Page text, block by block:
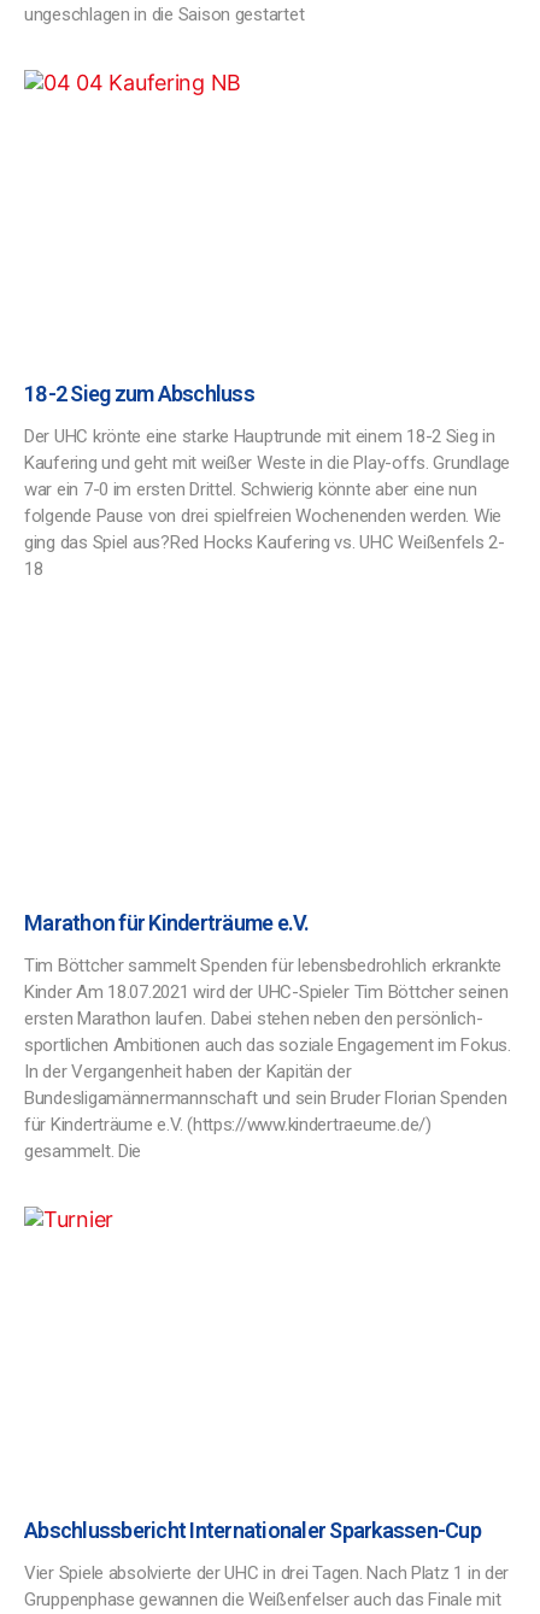
ungeschlagen in die Saison gestartet
18-2 Sieg zum Abschluss
Der UHC krönte eine starke Hauptrunde mit einem 18-2 Sieg in
Kaufering und geht mit weißer Weste in die Play-offs. Grundlage
war ein 7-0 im ersten Drittel. Schwierig könnte aber eine nun
folgende Pause von drei spielfreien Wochenenden werden. Wie
ging das Spiel aus?Red Hocks Kaufering vs. UHC Weißenfels 2-
18
Marathon für Kinderträume e.V.
Tim Böttcher sammelt Spenden für lebensbedrohlich erkrankte
Kinder Am 18.07.2021 wird der UHC-Spieler Tim Böttcher seinen
ersten Marathon laufen. Dabei stehen neben den persönlich-
sportlichen Ambitionen auch das soziale Engagement im Fokus.
In der Vergangenheit haben der Kapitän der
Bundesligamännermannschaft und sein Bruder Florian Spenden
für Kinderträume e.V. (https://www.kindertraeume.de/)
gesammelt. Die
Abschlussbericht Internationaler Sparkassen-Cup
Vier Spiele absolvierte der UHC in drei Tagen. Nach Platz 1 in der
Gruppenphase gewannen die Weißenfelser auch das Finale mit